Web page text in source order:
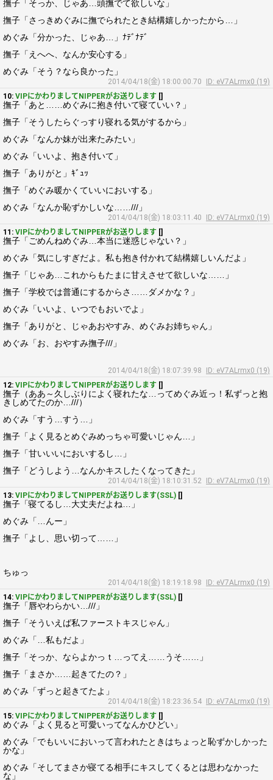
撫子「そっか、じゃあ…頭撫でて欲しいな」
撫子「さっきめぐみに撫でられたとき結構嬉しかったから…」
めぐみ「分かった、じゃあ…」ﾅﾃﾞﾅﾃﾞ
撫子「えへへ、なんか安心する」
めぐみ「そう？なら良かった」
2014/04/18(金) 18:00:00.70
ID: eV7ALrmx0 (19)
10: VIPにかわりましてNIPPERがお送りします []
撫子「あと……めぐみに抱き付いて寝ていい？」
撫子「そうしたらぐっすり寝れる気がするから」
めぐみ「なんか妹が出来たみたい」
めぐみ「いいよ、抱き付いて」
撫子「ありがと」ｷﾞｭｯ
撫子「めぐみ暖かくていいにおいする」
めぐみ「なんか恥ずかしいな……///」
2014/04/18(金) 18:03:11.40
ID: eV7ALrmx0 (19)
11: VIPにかわりましてNIPPERがお送りします []
撫子「ごめんねめぐみ…本当に迷惑じゃない？」
めぐみ「気にしすぎだよ。私も抱き付かれて結構嬉しいんだよ」
撫子「じゃあ…これからもたまに甘えさせて欲しいな……」
撫子「学校では普通にするからさ……ダメかな？」
めぐみ「いいよ、いつでもおいでよ」
撫子「ありがと、じゃあおやすみ、めぐみお姉ちゃん」
めぐみ「お、おやすみ撫子///」
2014/04/18(金) 18:07:39.98
ID: eV7ALrmx0 (19)
12: VIPにかわりましてNIPPERがお送りします []
撫子（ああ～久しぶりによく寝れたな…ってめぐみ近っ！私ずっと抱
きしめてたのか…///）
めぐみ「すう…すう…」
撫子「よく見るとめぐみめっちゃ可愛いじゃん…」
撫子「甘いいいにおいするし…」
撫子「どうしよう…なんかキスしたくなってきた」
2014/04/18(金) 18:10:31.52
ID: eV7ALrmx0 (19)
13: VIPにかわりましてNIPPERがお送りします(SSL) []
撫子「寝てるし…大丈夫だよね…」
めぐみ「…んー」
撫子「よし、思い切って……」
ちゅっ
2014/04/18(金) 18:19:18.98
ID: eV7ALrmx0 (19)
14: VIPにかわりましてNIPPERがお送りします(SSL) []
撫子「唇やわらかい…///」
撫子「そういえば私ファーストキスじゃん」
めぐみ「…私もだよ」
撫子「そっか、ならよかっｔ…ってえ……うそ……」
撫子「まさか……起きてたの？」
めぐみ「ずっと起きてたよ」
2014/04/18(金) 18:23:36.54
ID: eV7ALrmx0 (19)
15: VIPにかわりましてNIPPERがお送りします []
めぐみ「よく見ると可愛いってなんかひどい」
めぐみ「でもいいにおいって言われたときはちょっと恥ずかしかった
かな」
めぐみ「そしてまさか寝てる相手にキスしてくるとは思わなかった
な」